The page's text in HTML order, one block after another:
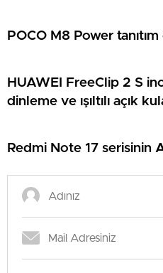
POCO M8 Power
HUAWEI FreeClip 2 S
dinleme ve ışıltılı açık
Redmi Note 17 serisinin